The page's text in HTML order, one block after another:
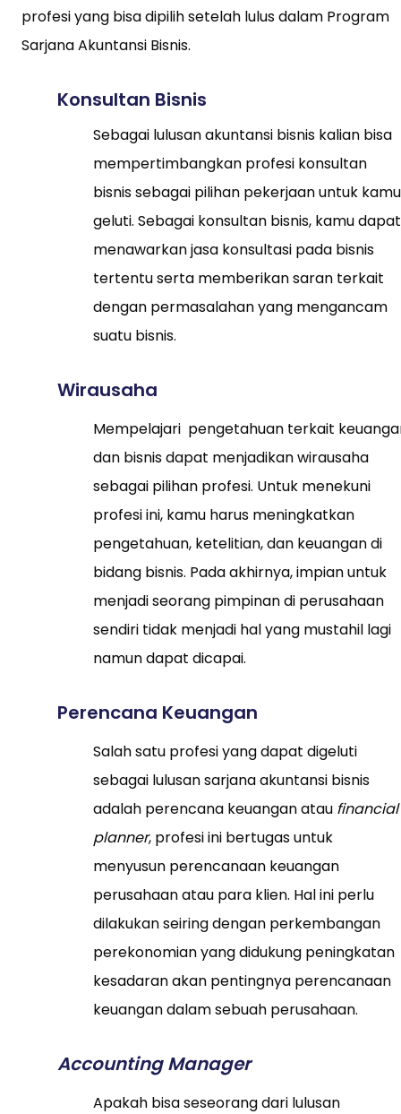
profesi yang bisa dipilih setelah lulus dalam Program
Sarjana Akuntansi Bisnis.
Konsultan Bisnis
Sebagai lulusan akuntansi bisnis kalian bisa
mempertimbangkan profesi konsultan
bisnis sebagai pilihan pekerjaan untuk kamu
geluti. Sebagai konsultan bisnis, kamu dapat
menawarkan jasa konsultasi pada bisnis
tertentu serta memberikan saran terkait
dengan permasalahan yang mengancam
suatu bisnis.
Wirausaha
Mempelajari pengetahuan terkait
dan bisnis dapat menjadikan wirausaha
sebagai pilihan profesi. Untuk menekuni
profesi ini, kamu harus meningkatkan
pengetahuan, ketelitian, dan keuangan di
bidang bisnis. Pada akhirnya, impian untuk
menjadi seorang pimpinan di perusahaan
sendiri tidak menjadi hal yang mustahil lagi
namun dapat dicapai.
Perencana Keuangan
Salah satu profesi yang dapat digeluti
sebagai lulusan sarjana akuntansi bisnis
adalah perencana keuangan atau financial
planner, profesi ini bertugas untuk
menyusun perencanaan keuangan
perusahaan atau para klien. Hal ini perlu
dilakukan seiring dengan perkembangan
perekonomian yang didukung peningkatan
kesadaran akan pentingnya perencanaan
keuangan dalam sebuah perusahaan.
Accounting Manager
Apakah bisa seseorang dari lulusan